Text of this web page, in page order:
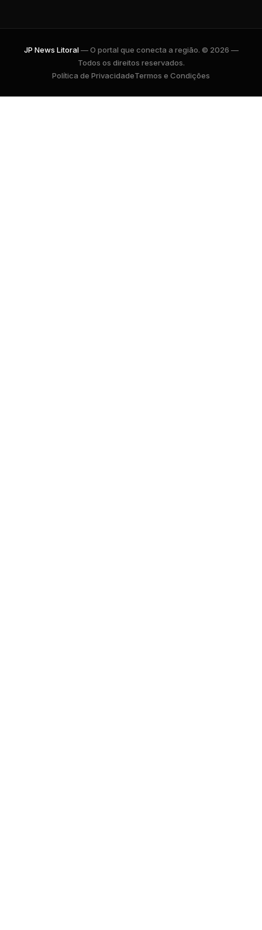
JP News Litoral— O portal que conecta a região. © 2026 —
Todos os direitos reservados.
Política de PrivacidadeTermos e Condições